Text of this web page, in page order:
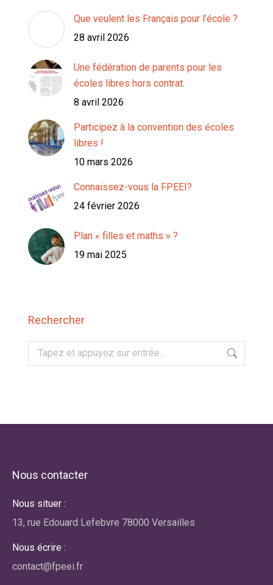
Que veulent les Français pour l’école ?
28 avril 2026
Une fédération de parents pour les
écoles libres hors contrat.
8 avril 2026
Participez à la convention des écoles
libres !
10 mars 2026
Connaissez-vous la FPEEI?
24 février 2026
Plan « filles et maths » ?
19 mai 2025
Rechercher
Recherche
:
Nous contacter
Nous situer :
13, rue Edouard Lefebvre 78000 Versailles
Nous écrire :
contact@fpeei.fr